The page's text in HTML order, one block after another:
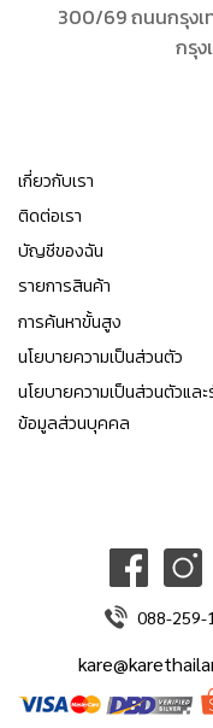
300/69 ถนนกรุงเ
กรุ
เกี่ยวกับเรา
ติดต่อเรา
บัญชีของฉัน
รายการสินค้า
การค้นหาขั้นสูง
นโยบายความเป็นส่วนตัว
นโยบายความเป็นส่วนตัวแล
ข้อมูลส่วนบุคคล
088-259-